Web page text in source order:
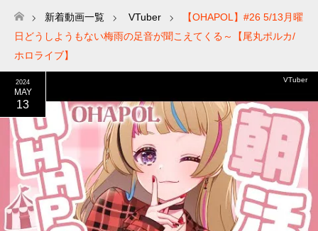
ホーム
新着動画一覧 VTuber
【OHAPOL】#26 5/13月曜
日どうしようもない梅雨の足音が聞こえてくる～【尾丸ポルカ/
ホロライブ】
2024
MAY
13
VTuber